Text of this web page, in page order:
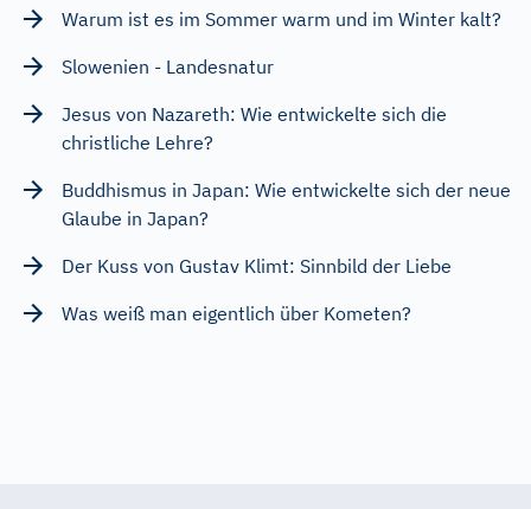
Warum ist es im Sommer warm und im Winter kalt?
Slowenien - Landesnatur
Jesus von Nazareth: Wie entwickelte sich die
christliche Lehre?
Buddhismus in Japan: Wie entwickelte sich der neue
Glaube in Japan?
Der Kuss von Gustav Klimt: Sinnbild der Liebe
Was weiß man eigentlich über Kometen?